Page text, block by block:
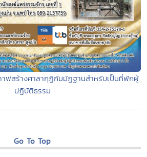
พสร้างศาลากุฏิกัมมัฏฐานสำหรับเป็นที่พักผู้
ปฏิบัติธรรม
Go To Top